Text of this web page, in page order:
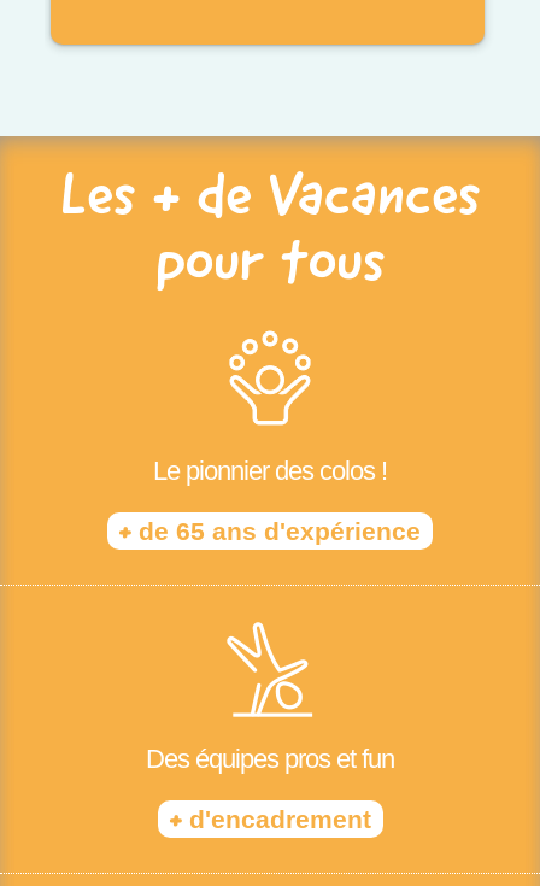
Les + de Vacances
pour tous
Le pionnier des colos !
+ de 65 ans d'expérience
Des équipes pros et fun
+d'encadrement